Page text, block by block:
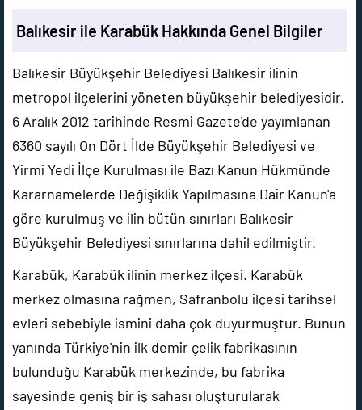
Balıkesir ile Karabük Hakkında Genel Bilgiler
Balıkesir Büyükşehir Belediyesi Balıkesir ilinin
metropol ilçelerini yöneten büyükşehir belediyesidir.
6 Aralık 2012 tarihinde Resmi Gazete'de yayımlanan
6360 sayılı On Dört İlde Büyükşehir Belediyesi ve
Yirmi Yedi İlçe Kurulması ile Bazı Kanun Hükmünde
Kararnamelerde Değişiklik Yapılmasına Dair Kanun'a
göre kurulmuş ve ilin bütün sınırları Balıkesir
Büyükşehir Belediyesi sınırlarına dahil edilmiştir.
Karabük, Karabük ilinin merkez ilçesi. Karabük
merkez olmasına rağmen, Safranbolu ilçesi tarihsel
evleri sebebiyle ismini daha çok duyurmuştur. Bunun
yanında Türkiye'nin ilk demir çelik fabrikasının
bulunduğu Karabük merkezinde, bu fabrika
sayesinde geniş bir iş sahası oluşturularak